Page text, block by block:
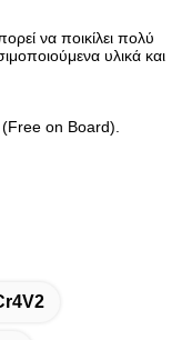
να ποικίλει πολύ
υλικά και
(Free on Board).